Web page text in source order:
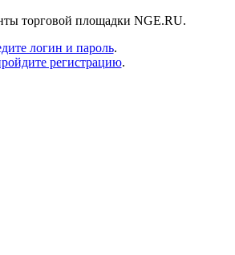
торговой площадки NGE.RU.
логин и пароль.
регистрацию.